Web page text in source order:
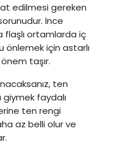
edilmesi gereken
İnce
flaşlı ortamlarda iç
önlemek için astarlı
taşır.
ten
giymek faydalı
ten rengi
az belli olur ve